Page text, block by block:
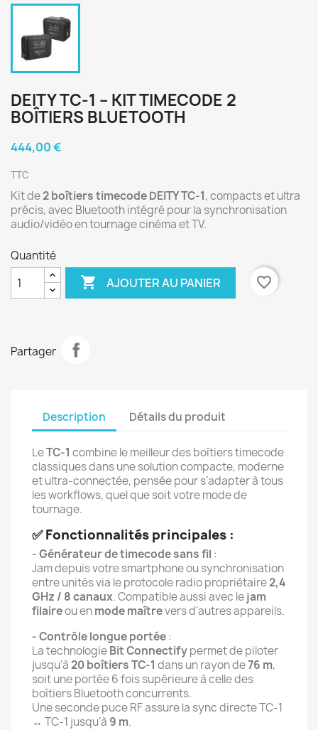
DEITY TC-1 – KIT TIMECODE 2
BOÎTIERS BLUETOOTH
444,00 €
TTC
Kit de2 boîtiers timecode DEITY TC-1, compacts et ultra
précis, avec Bluetooth intégré pour la synchronisation
audio/vidéo en tournage cinéma et TV.
Quantité
 AJOUTER AU PANIER favorite_border
Partager
Description Détails du produit
LeTC-1 combine le meilleur des boîtiers timecode
classiques dans une solution compacte, moderne
et ultra-connectée, pensée pour s’adapter à tous
les workflows, quel que soit votre mode de
tournage.
✅Fonctionnalités principales :
- Générateur de timecode sans fil :
Jam depuis votre smartphone ou synchronisation
entre unités via le protocole radio propriétaire2,4
GHz / 8 canaux. Compatible aussi avec lejam
filaireou enmode maîtrevers d'autres appareils.
- Contrôle longue portée:
La technologieBit Connectifypermet de piloter
jusqu’à 20 boîtiers TC-1 dans un rayon de76 m,
soit une portée 6 fois supérieure à celle des
boîtiers Bluetooth concurrents.
Une seconde puce RF assure la sync directe TC-1
↔ TC-1 jusqu’à 9 m.